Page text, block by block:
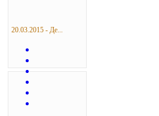
20.03.2015 - Де...